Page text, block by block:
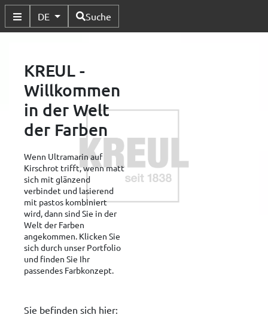
Untermenü Umschalten
DE Verfügbare Sprachen
Suche
KREUL -
Willkommen
in der Welt
der Farben
Wenn Ultramarin auf
Kirschrot trifft, wenn matt
sich mit glänzend
verbindet und lasierend
mit pastos kombiniert
wird, dann sind Sie in der
Welt der Farben
angekommen. Klicken Sie
sich durch unser Portfolio
und finden Sie Ihr
passendes Farbkonzept.
Sie befinden sich hier: